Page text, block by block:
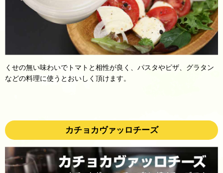
くせの無い味わいでトマトと相性が良く、パスタやピザ、グラタン
などの料理に使うとおいしく頂けます。
カチョカヴァッロチーズ